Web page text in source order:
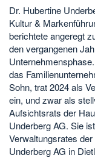
Dr. Hubertine
Kultur &
berichtete angeregt
den vergangenen
das
Sohn, trat 2024 als
ein, und zwar als
Aufsichtsrats der
Underberg AG. Sie
Verwaltungsrates
Underberg AG in